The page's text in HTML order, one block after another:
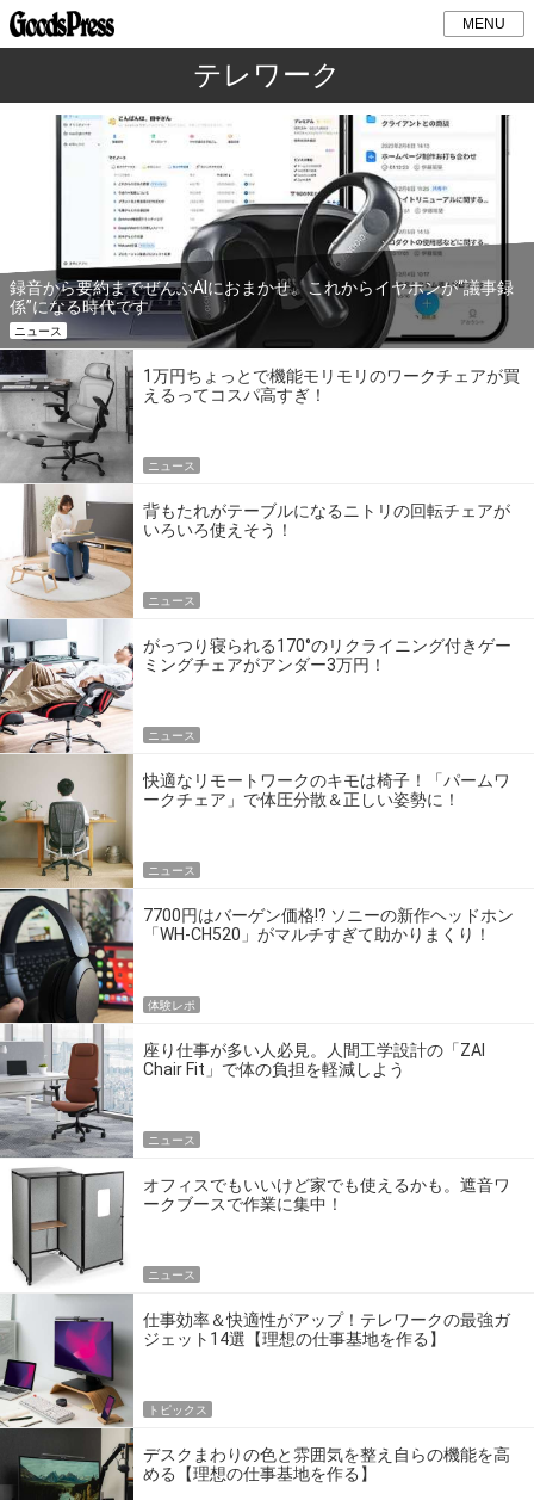
MENU
テレワーク
録音から要約までぜんぶAIにおまかせ。これからイヤホンが“議事録
係”になる時代です
ニュース
1万円ちょっとで機能モリモリのワークチェアが買
えるってコスパ高すぎ！
ニュース
背もたれがテーブルになるニトリの回転チェアが
いろいろ使えそう！
ニュース
がっつり寝られる170°のリクライニング付きゲー
ミングチェアがアンダー3万円！
ニュース
快適なリモートワークのキモは椅子！「パームワ
ークチェア」で体圧分散＆正しい姿勢に！
ニュース
7700円はバーゲン価格!? ソニーの新作ヘッドホン
「WH-CH520」がマルチすぎて助かりまくり！
体験レポ
座り仕事が多い人必見。人間工学設計の「ZAI
Chair Fit」で体の負担を軽減しよう
ニュース
オフィスでもいいけど家でも使えるかも。遮音ワ
ークブースで作業に集中！
ニュース
仕事効率＆快適性がアップ！テレワークの最強ガ
ジェット14選【理想の仕事基地を作る】
トピックス
デスクまわりの色と雰囲気を整え自らの機能を高
める【理想の仕事基地を作る】